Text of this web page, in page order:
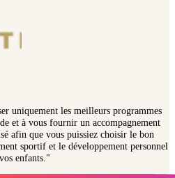
uniquement les meilleurs programmes
et à vous fournir un accompagnement
afin que vous puissiez choisir le bon
sportif et le développement personnel
enfants."